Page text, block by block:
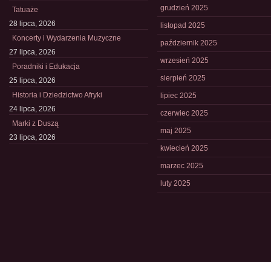
Tatuaże
28 lipca, 2026
Koncerty i Wydarzenia Muzyczne
27 lipca, 2026
Poradniki i Edukacja
25 lipca, 2026
Historia i Dziedzictwo Afryki
24 lipca, 2026
Marki z Duszą
23 lipca, 2026
grudzień 2025
listopad 2025
październik 2025
wrzesień 2025
sierpień 2025
lipiec 2025
czerwiec 2025
maj 2025
kwiecień 2025
marzec 2025
luty 2025